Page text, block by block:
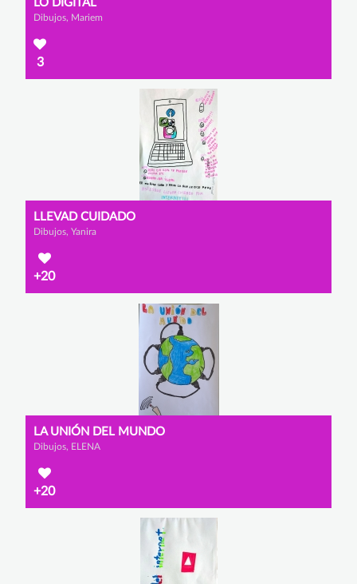
LO DIGITAL
Dibujos, Mariem
3
LLEVAD CUIDADO
Dibujos, Yanira
+20
LA UNIÓN DEL MUNDO
Dibujos, ELENA
+20